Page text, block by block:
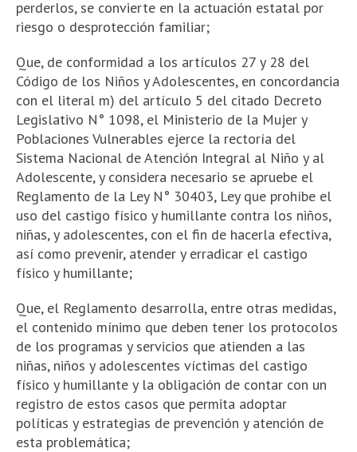
perderlos, se convierte en la actuación estatal por
riesgo o desprotección familiar;
Que, de conformidad a los artículos 27 y 28 del
Código de los Niños y Adolescentes, en concordancia
con el literal m) del artículo 5 del citado Decreto
Legislativo N° 1098, el Ministerio de la Mujer y
Poblaciones Vulnerables ejerce la rectoría del
Sistema Nacional de Atención Integral al Niño y al
Adolescente, y considera necesario se apruebe el
Reglamento de la Ley N° 30403, Ley que prohíbe el
uso del castigo físico y humillante contra los niños,
niñas, y adolescentes, con el fin de hacerla efectiva,
así como prevenir, atender y erradicar el castigo
físico y humillante;
Que, el Reglamento desarrolla, entre otras medidas,
el contenido mínimo que deben tener los protocolos
de los programas y servicios que atienden a las
niñas, niños y adolescentes víctimas del castigo
físico y humillante y la obligación de contar con un
registro de estos casos que permita adoptar
políticas y estrategias de prevención y atención de
esta problemática;